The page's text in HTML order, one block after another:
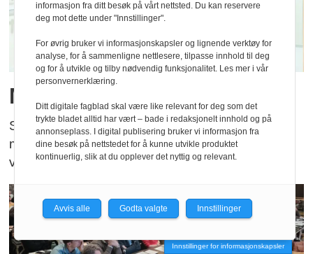
MR spektroskopi og gliom
Studie undersøker hvorvidt MR spektroskopi og
maskinlæring kan bidra til en bedre diagnose
ved den alvorlige hjernekreftvarianten gliom.
Innstillinger for informasjonskapsler
informasjon fra ditt besøk på vårt nettsted. Du kan reservere
deg mot dette under "Innstillinger".
For øvrig bruker vi informasjonskapsler og lignende verktøy for
analyse, for å sammenligne nettlesere, tilpasse innhold til deg
og for å utvikle og tilby nødvendig funksjonalitet. Les mer i vår
personvernerklæring.
Ditt digitale fagblad skal være like relevant for deg som det
trykte bladet alltid har vært – bade i redaksjonelt innhold og på
annonseplass. I digital publisering bruker vi informasjon fra
dine besøk på nettstedet for å kunne utvikle produktet
kontinuerlig, slik at du opplever det nyttig og relevant.
Avvis alle Godta valgte Innstillinger